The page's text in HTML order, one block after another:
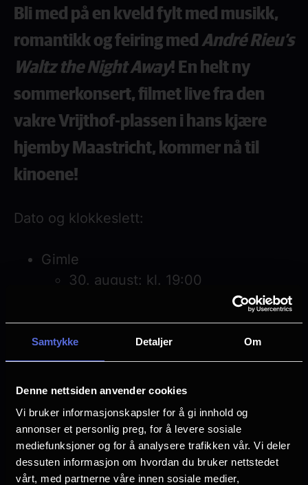
Samtykke Detaljer Om
Denne nettsiden anvender cookies
Vi bruker informasjonskapsler for å gi innhold og
annonser et personlig preg, for å levere sosiale
mediefunksjoner og for å analysere trafikken vår. Vi deler
dessuten informasjon om hvordan du bruker nettstedet
vårt, med partnerne våre innen sosiale medier,
Bli med på en kveld fylt med musikk,
romantikk og feiring med André Rieu’s
Waltz the Night Away! En helt ny
sommerkonsert, filmet live fra den
vakre Vrijthof-plassen i hans kjære
hjemby Maastricht, kommer nå til
kinoene!
Dato og klokkeslett:
Gimle
30. august: kl. 19:00
Drammen
30. august: kl. 19:30
31. august: kl. 17:00
Lagunen
Askim
30. august: kl. 19:00
Kilden